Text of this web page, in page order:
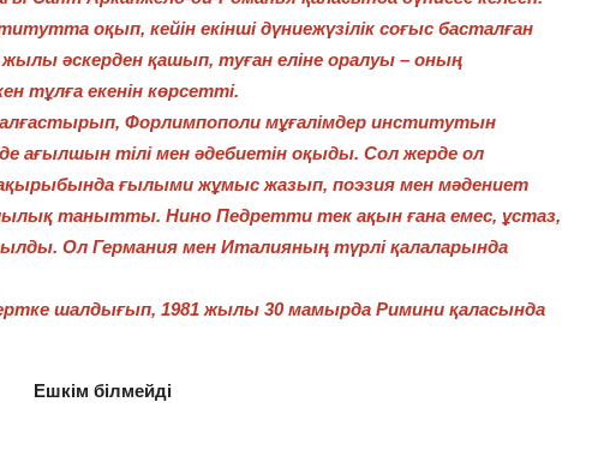
оқып, кейін екінші дүниежүзілік соғыс басталған
әскерден қашып, туған еліне оралуы – оның
тұлға екенін көрсетті.
Форлимпополи мұғалімдер институтын
ағылшын тілі мен әдебиетін оқыды. Сол жерде ол
ғылыми жұмыс жазып, поэзия мен мәдениет
танытты. Нино Педретти тек ақын ғана емес, ұстаз,
Ол Германия мен Италияның түрлі қалаларында
шалдығып, 1981 жылы 30 мамырда Римини қаласында
Ешкім білмейді